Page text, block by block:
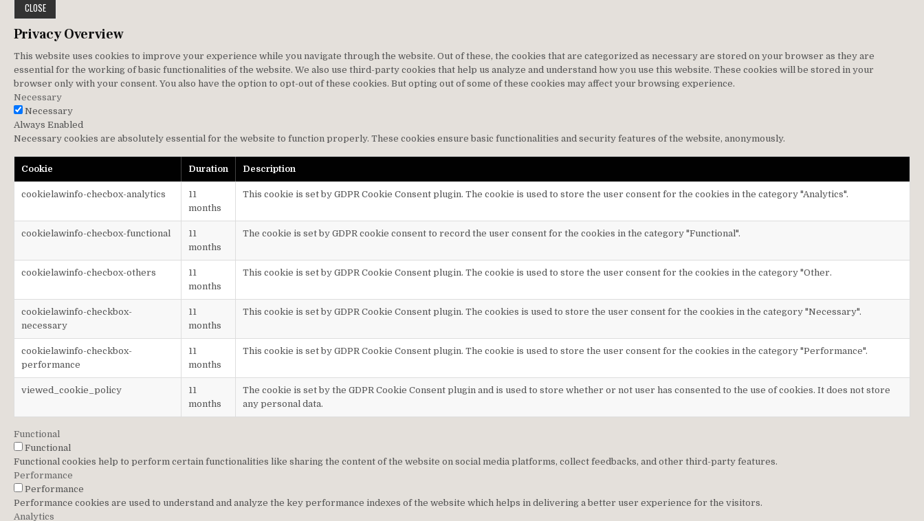
CLOSE
Privacy Overview
This website uses cookies to improve your experience while you navigate through the website. Out of these, the cookies that are categorized as necessary are stored on your browser as they are
essential for the working of basic functionalities of the website. We also use third-party cookies that help us analyze and understand how you use this website. These cookies will be stored in your
browser only with your consent. You also have the option to opt-out of these cookies. But opting out of some of these cookies may affect your browsing experience.
Necessary
Necessary
Always Enabled
Necessary cookies are absolutely essential for the website to function properly. These cookies ensure basic functionalities and security features of the website, anonymously.
Cookie Duration Description
cookielawinfo-checbox-analytics
11
months
This cookie is set by GDPR Cookie Consent plugin. The cookie is used to store the user consent for the cookies in the category "Analytics".
cookielawinfo-checbox-functional
11
months
The cookie is set by GDPR cookie consent to record the user consent for the cookies in the category "Functional".
cookielawinfo-checbox-others
11
months
This cookie is set by GDPR Cookie Consent plugin. The cookie is used to store the user consent for the cookies in the category "Other.
cookielawinfo-checkbox-
necessary
11
months
This cookie is set by GDPR Cookie Consent plugin. The cookies is used to store the user consent for the cookies in the category "Necessary".
cookielawinfo-checkbox-
performance
11
months
This cookie is set by GDPR Cookie Consent plugin. The cookie is used to store the user consent for the cookies in the category "Performance".
viewed_cookie_policy
11
months
The cookie is set by the GDPR Cookie Consent plugin and is used to store whether or not user has consented to the use of cookies. It does not store
any personal data.
Functional
Functional
Functional cookies help to perform certain functionalities like sharing the content of the website on social media platforms, collect feedbacks, and other third-party features.
Performance
Performance
Performance cookies are used to understand and analyze the key performance indexes of the website which helps in delivering a better user experience for the visitors.
Analytics